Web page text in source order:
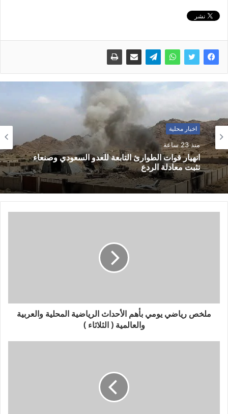
اخبار محلية
منذ 23 ساعة
انهيار قوات الطوارئ التابعة للعدو السعودي وصنعاء
تثبت معادلة الردع
ملخص رياضي يومي بأهم الأحداث الرياضية المحلية والعربية
والعالمية ( الثلاثاء )